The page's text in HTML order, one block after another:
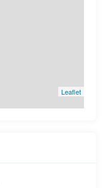
Leaflet